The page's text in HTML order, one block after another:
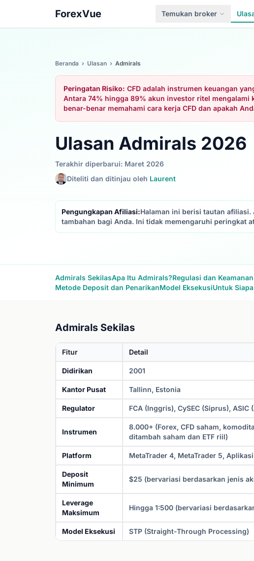
ForexVue Temukan broker
Beranda › Ulasan › Admirals
Peringatan Risiko: CFD adalah instrumen keuangan
Antara 74% hingga 89% akun investor ritel mengalami
benar-benar memahami cara kerja CFD dan apakah
Ulasan Admirals 2026
Terakhir diperbarui: Maret 2026
Diteliti dan ditinjau oleh Laurent
Pengungkapan Afiliasi:Halaman ini berisi tautan
tambahan bagi Anda. Ini tidak memengaruhi peringkat
Admirals SekilasApa Itu Admirals?Regulasi dan
Metode Deposit dan PenarikanModel EksekusiUntuk
Admirals Sekilas
Fitur Detail
Didirikan 2001
Kantor Pusat Tallinn, Estonia
Regulator FCA (Inggris), CySEC (Siprus), ASIC
Instrumen
8.000+ (Forex, CFD saham,
ditambah saham dan ETF riil)
Platform MetaTrader 4, MetaTrader 5,
Deposit
Minimum
$25 (bervariasi berdasarkan jenis
Leverage
Maksimum
Hingga 1:500 (bervariasi
Model Eksekusi STP (Straight-Through Processing)